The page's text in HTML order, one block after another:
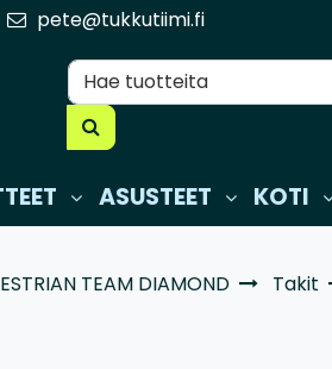
pete@tukkutiimi.fi
ASUSTEET KOTI
TEAM DIAMOND Takit